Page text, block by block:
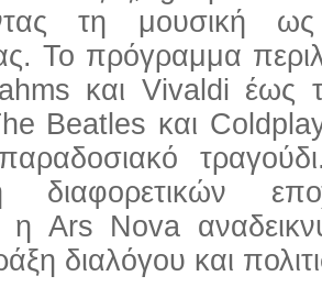
τη μουσική
Το πρόγραμμα
και Vivaldi έως
Beatles και
διαφορετικών
η Ars Nova
διαλόγου και